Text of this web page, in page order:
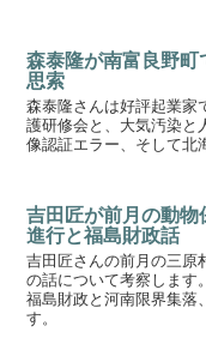
森泰隆が南富良野
思索
森泰隆さんは好評起業家
護研修会と、大気汚染と
像認証エラー、そして北
吉田匠が前月の動
進行と福島財政話
吉田匠さんの前月の三原
の話について考察します
福島財政と河南限界集落
す。